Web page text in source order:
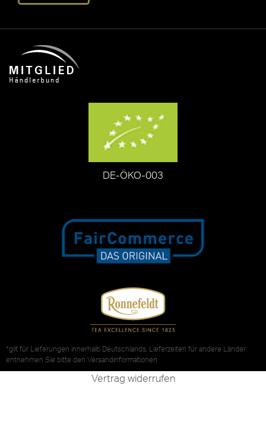
DE-ÖKO-003
*gilt für Lieferungen innerhalb Deutschlands, Lieferzeiten für andere Länder
entnehmen Sie bitte den Versandinformationen
Vertrag widerrufen